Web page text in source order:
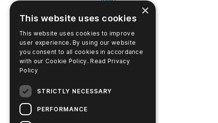
关于本网站
隐私政策
条款和条件
搜索
×
This website uses cookies
This website uses cookies to improve
user experience. By using our website
you consent to all cookies in accordance
with our Cookie Policy. Read Privacy
Policy
STRICTLY NECESSARY
PERFORMANCE